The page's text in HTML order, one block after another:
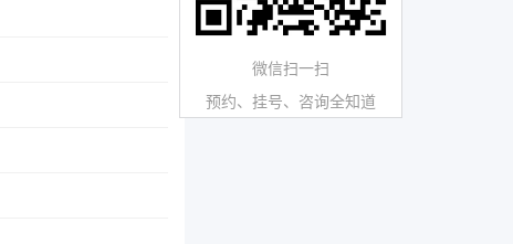
微信扫一扫
预约、挂号、咨询全知道